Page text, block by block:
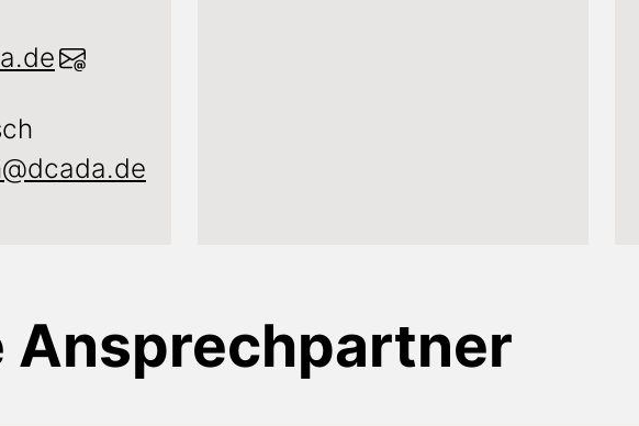
Ansprechpartner